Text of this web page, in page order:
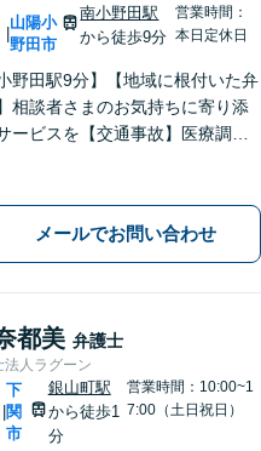
山陽小
野田市
南小野田駅
から徒歩9分
営業時間：
本日定休日
小野田駅9分】【地域に根付いた弁
相談者さまのお気持ちに寄り添
ービスを【交通事故】医療調査
査と判例をリサーチし、不公平感
相続を実現【WEB面談】
メールでお問い合わせ
都美 弁護士
法人ラグーン
下
関
市
銀山町駅
から徒歩1
分
営業時間：10:00~1
7:00（土日祝日）